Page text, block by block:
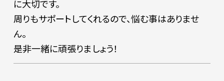
に大切です。
周りもサポートしてくれるので、悩む事はありませ
ん。
是非一緒に頑張りましょう！